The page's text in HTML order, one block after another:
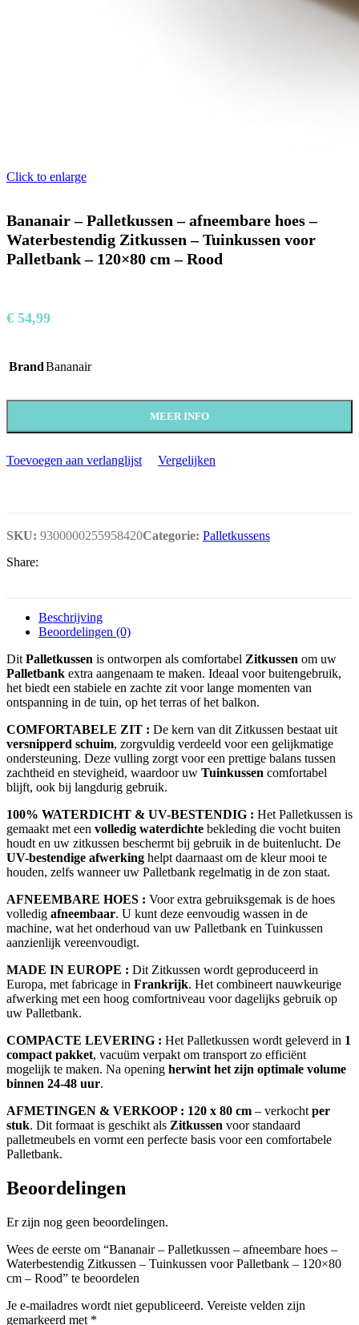
Click to enlarge
Bananair – Palletkussen – afneembare hoes –
Waterbestendig Zitkussen – Tuinkussen voor
Palletbank – 120×80 cm – Rood
€ 54,99
BrandBananair
MEER INFO
Toevoegen aan verlanglijst Vergelijken
SKU: 9300000255958420Categorie: Palletkussens
Share:
Beschrijving
Beoordelingen (0)
Dit Palletkussen is ontworpen als comfortabel Zitkussen om uw
Palletbank extra aangenaam te maken. Ideaal voor buitengebruik,
het biedt een stabiele en zachte zit voor lange momenten van
ontspanning in de tuin, op het terras of het balkon.
COMFORTABELE ZIT : De kern van dit Zitkussen bestaat uit
versnipperd schuim, zorgvuldig verdeeld voor een gelijkmatige
ondersteuning. Deze vulling zorgt voor een prettige balans tussen
zachtheid en stevigheid, waardoor uw Tuinkussen comfortabel
blijft, ook bij langdurig gebruik.
100% WATERDICHT & UV-BESTENDIG : Het Palletkussen is
gemaakt met een volledig waterdichte bekleding die vocht buiten
houdt en uw zitkussen beschermt bij gebruik in de buitenlucht. De
UV-bestendige afwerking helpt daarnaast om de kleur mooi te
houden, zelfs wanneer uw Palletbank regelmatig in de zon staat.
AFNEEMBARE HOES : Voor extra gebruiksgemak is de hoes
volledig afneembaar. U kunt deze eenvoudig wassen in de
machine, wat het onderhoud van uw Palletbank en Tuinkussen
aanzienlijk vereenvoudigt.
MADE IN EUROPE : Dit Zitkussen wordt geproduceerd in
Europa, met fabricage in Frankrijk. Het combineert nauwkeurige
afwerking met een hoog comfortniveau voor dagelijks gebruik op
uw Palletbank.
COMPACTE LEVERING : Het Palletkussen wordt geleverd in 1
compact pakket, vacuüm verpakt om transport zo efficiënt
mogelijk te maken. Na opening herwint het zijn optimale volume
binnen 24-48 uur.
AFMETINGEN & VERKOOP : 120 x 80 cm – verkocht per
stuk. Dit formaat is geschikt als Zitkussen voor standaard
palletmeubels en vormt een perfecte basis voor een comfortabele
Palletbank.
Beoordelingen
Er zijn nog geen beoordelingen.
Wees de eerste om “Bananair – Palletkussen – afneembare hoes –
Waterbestendig Zitkussen – Tuinkussen voor Palletbank – 120×80
cm – Rood” te beoordelen
Je e-mailadres wordt niet gepubliceerd. Vereiste velden zijn
gemarkeerd met *